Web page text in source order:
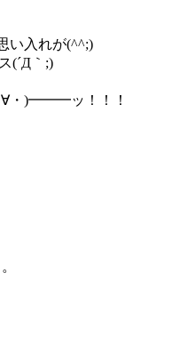
い入れが(^^;)
(´Д｀;)
ッ！！！